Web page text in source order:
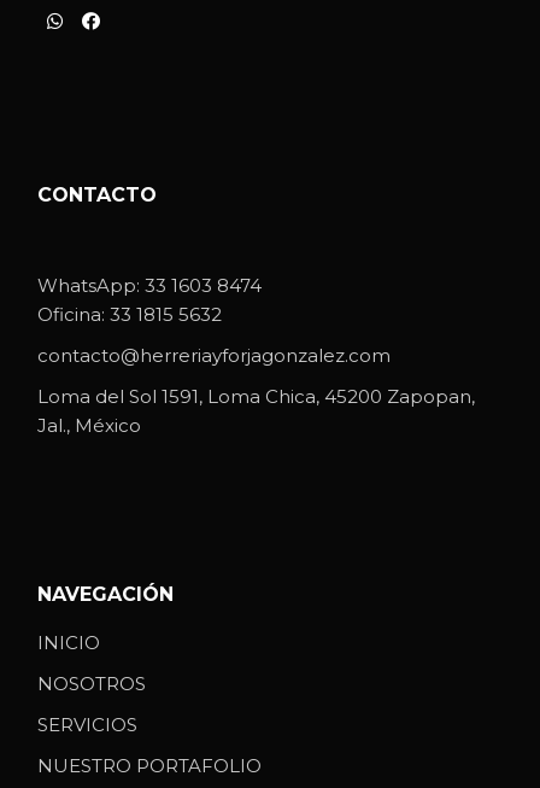
CONTACTO
WhatsApp:33 1603 8474
Oficina:33 1815 5632
contacto@herreriayforjagonzalez.com
Loma del Sol 1591, Loma Chica, 45200 Zapopan,
Jal., México
NAVEGACIÓN
INICIO
NOSOTROS
SERVICIOS
NUESTRO PORTAFOLIO